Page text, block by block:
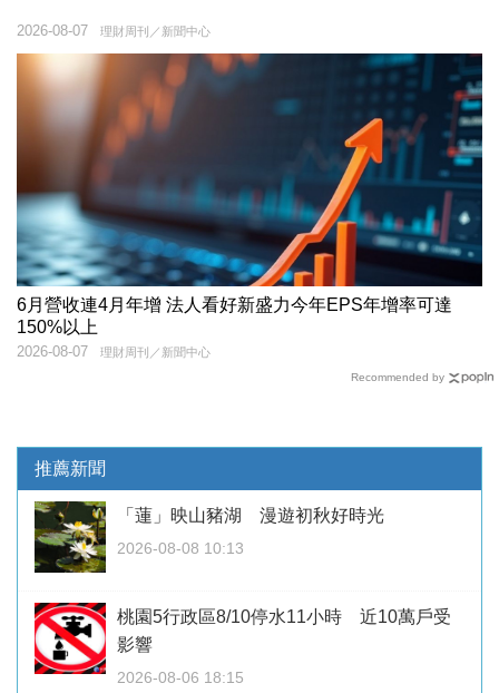
理財周刊／新聞中心
2026-08-07
6月營收連4月年增 法人看好新盛力今年EPS年增率可達
150%以上
理財周刊／新聞中心
2026-08-07
Recommended by
推薦新聞
「蓮」映山豬湖 漫遊初秋好時光
2026-08-08 10:13
桃園5行政區8/10停水11小時 近10萬戶受
影響
2026-08-06 18:15